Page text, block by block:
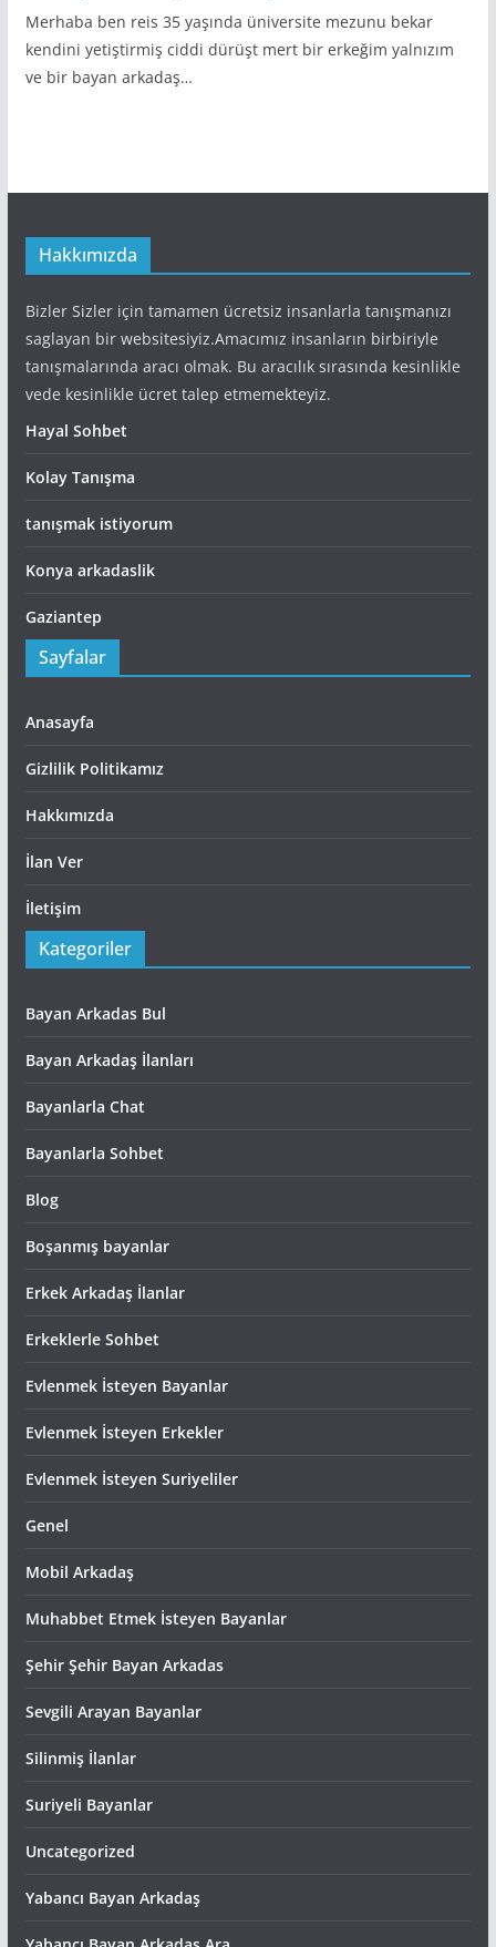
Merhaba ben reis 35 yaşında üniversite mezunu bekar
kendini yetiştirmiş ciddi dürüşt mert bir erkeğim yalnızım
ve bir bayan arkadaş…
Hakkımızda
Bizler Sizler için tamamen ücretsiz insanlarla tanışmanızı
saglayan bir websitesiyiz.Amacımız insanların birbiriyle
tanışmalarında aracı olmak. Bu aracılık sırasında kesinlikle
vede kesinlikle ücret talep etmemekteyiz.
Hayal Sohbet
Kolay Tanışma
tanışmak istiyorum
Konya arkadaslik
Gaziantep
Sayfalar
Anasayfa
Gizlilik Politikamız
Hakkımızda
İlan Ver
İletişim
Kategoriler
Bayan Arkadas Bul
Bayan Arkadaş İlanları
Bayanlarla Chat
Bayanlarla Sohbet
Blog
Boşanmış bayanlar
Erkek Arkadaş İlanlar
Erkeklerle Sohbet
Evlenmek İsteyen Bayanlar
Evlenmek İsteyen Erkekler
Evlenmek İsteyen Suriyeliler
Genel
Mobil Arkadaş
Muhabbet Etmek İsteyen Bayanlar
Şehir Şehir Bayan Arkadas
Sevgili Arayan Bayanlar
Silinmiş İlanlar
Suriyeli Bayanlar
Uncategorized
Yabancı Bayan Arkadaş